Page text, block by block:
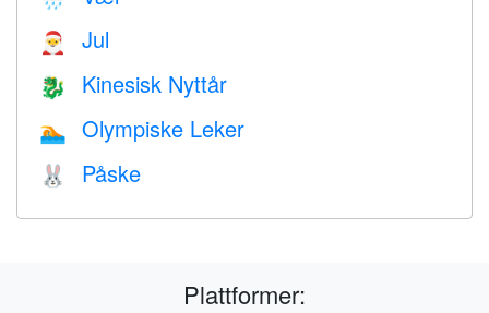
🎅 Jul
🐉 Kinesisk Nyttår
🏊 Olympiske Leker
🐰 Påske
Plattformer: